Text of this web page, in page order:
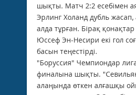
шықты. Матч 2:2 есебімен
Эрлинг Холанд дубль жасап,
алда тұрған. Бірақ
Юссеф Эн-Несири екі гол
басын теңестірді.
"Боруссия" Чемпиондар
финалына шықты.
алаңында өткен алғашқы